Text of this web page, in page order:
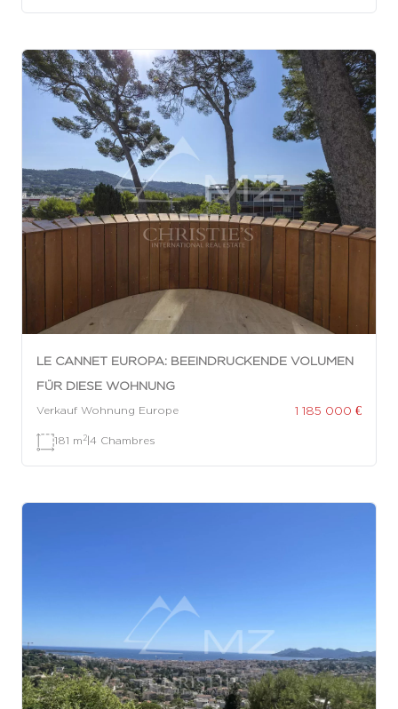
LE CANNET EUROPA: BEEINDRUCKENDE VOLUMEN
FÜR DIESE WOHNUNG
Verkauf Wohnung Europe 1 185 000 €
181 m 2|4 Chambres